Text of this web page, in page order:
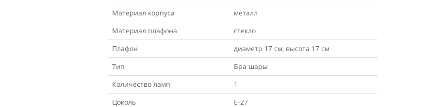
Материал корпуса
металл
Материал плафона
стекло
Плафон
диаметр 17 см, высота 17 см
Тип
Бра шары
Количество ламп
1
Цоколь
Е-27